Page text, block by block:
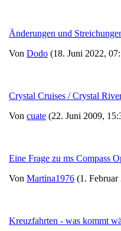
Änderungen und
Von Dodo (18. Juni 2022,
Crystal Cruises / Crystal
Von cuate (22. Juni 2009,
Eine Frage zu ms Compass
Von Martina1976 (1. Februar
Kreuzfahrten - was kommt